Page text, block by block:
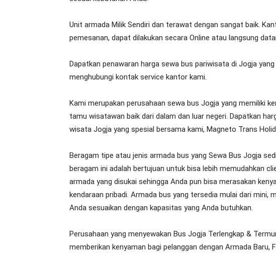
Unit armada Milik Sendiri dan terawat dengan sangat baik.
pemesanan, dapat dilakukan secara Online atau langsung
Dapatkan penawaran harga sewa bus pariwisata di Jogja
menghubungi kontak service kantor kami.
Kami merupakan perusahaan sewa bus Jogja yang memiliki
tamu wisatawan baik dari dalam dan luar negeri. Dapatkan
wisata Jogja yang spesial bersama kami, Magneto Trans
Beragam tipe atau jenis armada bus yang Sewa Bus Jogja
beragam ini adalah bertujuan untuk bisa lebih memudahkan
armada yang disukai sehingga Anda pun bisa merasakan
kendaraan pribadi. Armada bus yang tersedia mulai dari mini,
Anda sesuaikan dengan kapasitas yang Anda butuhkan.
Perusahaan yang menyewakan Bus Jogja Terlengkap &
memberikan kenyaman bagi pelanggan dengan Armada Baru,